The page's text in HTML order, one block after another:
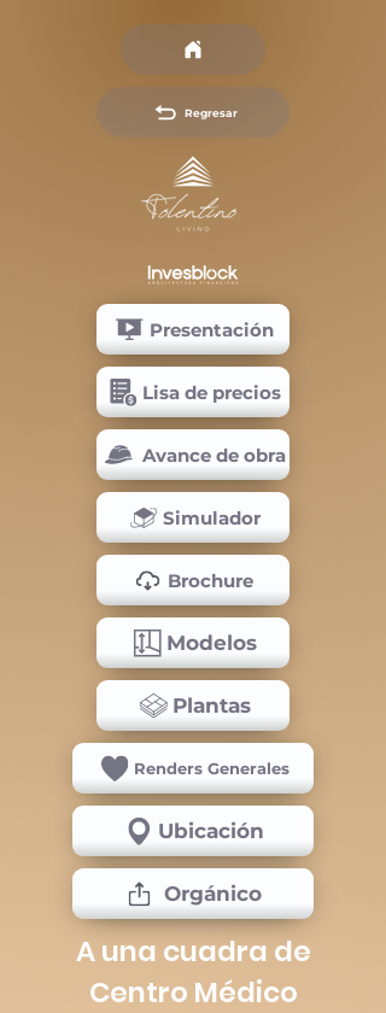
Regresar
Presentación
Lisa de precios
Avance de obra
Simulador
Brochure
Modelos
Plantas
Renders Generales
Ubicación
Orgánico
A una cuadra de
Centro Médico